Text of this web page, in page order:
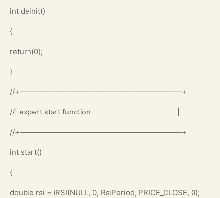
int deinit()
{
return(0);
}
//+——————————————————————+
//| expert start function |
//+——————————————————————+
int start()
{
double rsi = iRSI(NULL, 0, RsiPeriod, PRICE_CLOSE, 0);